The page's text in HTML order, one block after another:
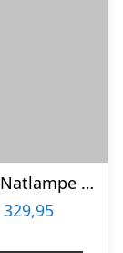
Cloud-B Natlampe – Twilight Buddies – Drage
329,95